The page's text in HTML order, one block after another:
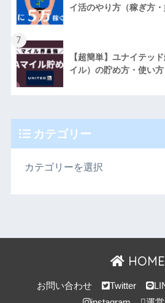
イ活のやり方（稼ぎ方・
7
【超簡単】ユナイテッ
イル）の貯め方・使い
カテゴリー
HOME
お問い合わせ Twitter